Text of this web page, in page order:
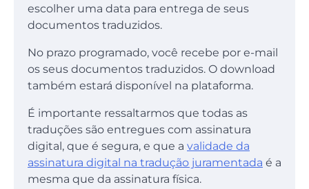
escolher uma data para entrega de seus
documentos traduzidos.
No prazo programado, você recebe por e-mail
os seus documentos traduzidos. O download
também estará disponível na plataforma.
É importante ressaltarmos que todas as
traduções são entregues com assinatura
digital, que é segura, e que a validade da
assinatura digital na tradução juramentada é a
mesma que da assinatura física.